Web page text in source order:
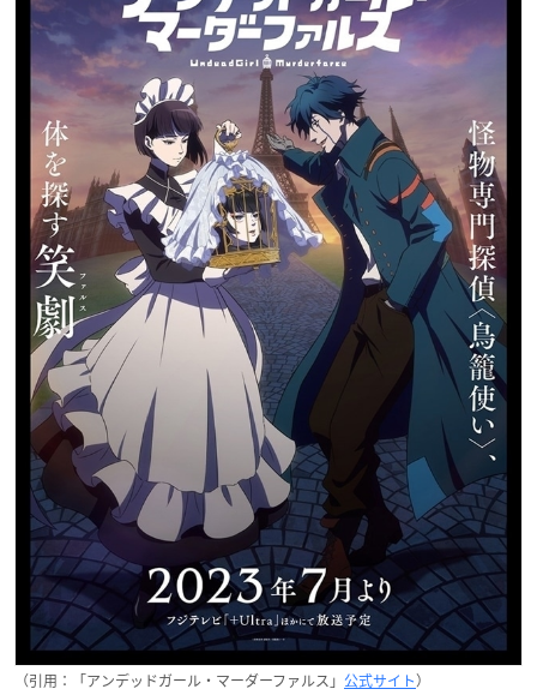
（引用：「アンデッドガール・マーダーファルス」 公式サイト）